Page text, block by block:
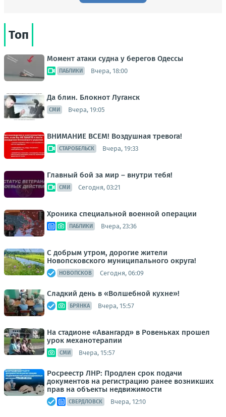
Топ
Момент атаки судна у берегов Одессы
ПАБЛИКИ Вчера, 18:00
Да блин. Блокнот Луганск
СМИ Вчера, 19:05
ВНИМАНИЕ ВСЕМ! Воздушная тревога!
СТАРОБЕЛЬСК Вчера, 19:33
Главный бой за мир – внутри тебя!
СМИ Сегодня, 03:21
Хроника специальной военной операции
ПАБЛИКИ Вчера, 23:36
С добрым утром, дорогие жители
Новопсковского муниципального округа!
НОВОПСКОВ Сегодня, 06:09
Сладкий день в «Волшебной кухне»!
БРЯНКА Вчера, 15:57
На стадионе «Авангард» в Ровеньках прошел
урок механотерапии
СМИ Вчера, 15:57
Росреестр ЛНР: Продлен срок подачи
документов на регистрацию ранее возникших
прав на объекты недвижимости
СВЕРДЛОВСК Вчера, 12:10